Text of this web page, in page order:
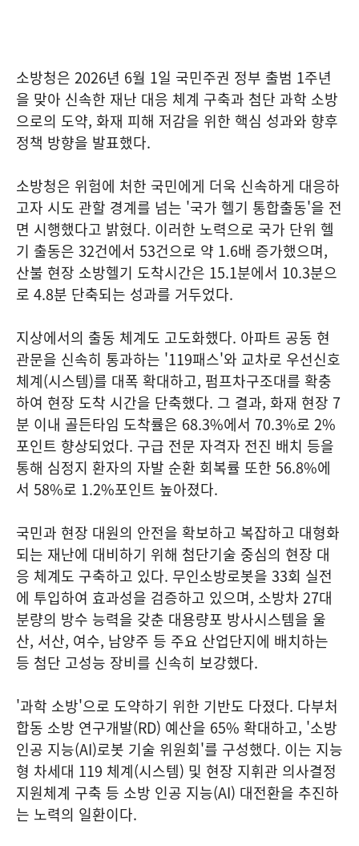
소방청은 2026년 6월 1일 국민주권 정부 출범 1주년
을 맞아 신속한 재난 대응 체계 구축과 첨단 과학 소방
으로의 도약, 화재 피해 저감을 위한 핵심 성과와 향후
정책 방향을 발표했다.
소방청은 위험에 처한 국민에게 더욱 신속하게 대응하
고자 시도 관할 경계를 넘는 '국가 헬기 통합출동'을 전
면 시행했다고 밝혔다. 이러한 노력으로 국가 단위 헬
기 출동은 32건에서 53건으로 약 1.6배 증가했으며,
산불 현장 소방헬기 도착시간은 15.1분에서 10.3분으
로 4.8분 단축되는 성과를 거두었다.
지상에서의 출동 체계도 고도화했다. 아파트 공동 현
관문을 신속히 통과하는 '119패스'와 교차로 우선신호
체계(시스템)를 대폭 확대하고, 펌프차구조대를 확충
하여 현장 도착 시간을 단축했다. 그 결과, 화재 현장 7
분 이내 골든타임 도착률은 68.3%에서 70.3%로 2%
포인트 향상되었다. 구급 전문 자격자 전진 배치 등을
통해 심정지 환자의 자발 순환 회복률 또한 56.8%에
서 58%로 1.2%포인트 높아졌다.
국민과 현장 대원의 안전을 확보하고 복잡하고 대형화
되는 재난에 대비하기 위해 첨단기술 중심의 현장 대
응 체계도 구축하고 있다. 무인소방로봇을 33회 실전
에 투입하여 효과성을 검증하고 있으며, 소방차 27대
분량의 방수 능력을 갖춘 대용량포 방사시스템을 울
산, 서산, 여수, 남양주 등 주요 산업단지에 배치하는
등 첨단 고성능 장비를 신속히 보강했다.
'과학 소방'으로 도약하기 위한 기반도 다졌다. 다부처
합동 소방 연구개발(RD) 예산을 65% 확대하고, '소방
인공 지능(AI)로봇 기술 위원회'를 구성했다. 이는 지능
형 차세대 119 체계(시스템) 및 현장 지휘관 의사결정
지원체계 구축 등 소방 인공 지능(AI) 대전환을 추진하
는 노력의 일환이다.